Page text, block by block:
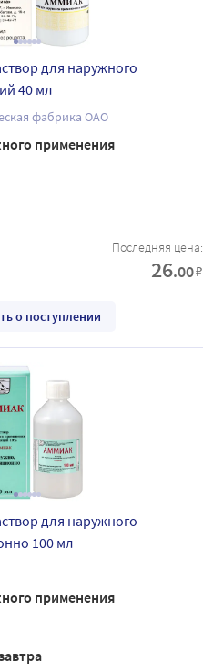
для наружного
40 мл
фабрика ОАО
применения
Последняя цена:
26.00₽
о поступлении
для наружного
100 мл
применения